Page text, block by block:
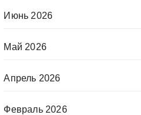
Июнь 2026
Май 2026
Апрель 2026
Февраль 2026